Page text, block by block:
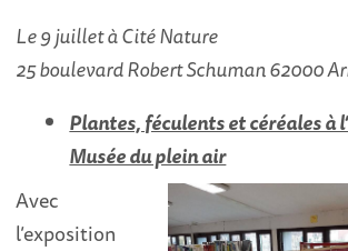
Le 9 juillet à Cité Nature
25 boulevard Robert Schuman 62000
Plantes, féculents et céréales à
Musée du plein air
Avec
l’exposition